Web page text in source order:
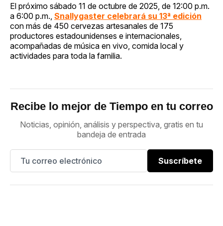
El próximo sábado 11 de octubre de 2025, de 12:00 p.m.
a 6:00 p.m., Snallygaster celebrará su 13ª edición
con más de 450 cervezas artesanales de 175
productores estadounidenses e internacionales,
acompañadas de música en vivo, comida local y
actividades para toda la familia.
Recibe lo mejor de Tiempo en tu correo
Noticias, opinión, análisis y perspectiva, gratis en tu
bandeja de entrada
Suscríbete